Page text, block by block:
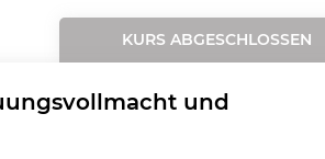
KURS ABGESCHLOSSEN
und